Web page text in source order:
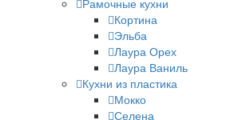
Рамочные кухни
Кортина
Эльба
Лаура Орех
Лаура Ваниль
Кухни из пластика
Мокко
Селена